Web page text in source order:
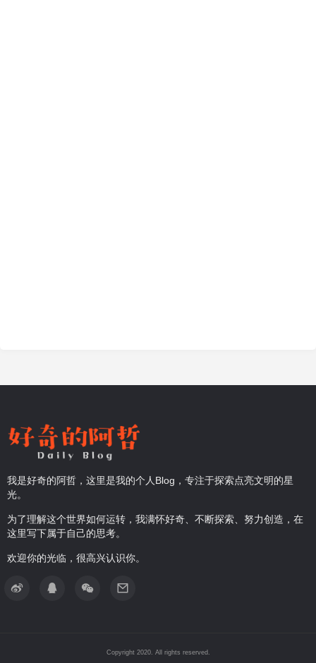
我是好奇的阿哲，这里是我的个人Blog，专注于探索点亮文明的星
光。
为了理解这个世界如何运转，我满怀好奇、不断探索、努力创造，在
这里写下属于自己的思考。
欢迎你的光临，很高兴认识你。
Copyright 2020. All rights reserved.